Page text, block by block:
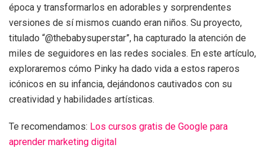
época y transformarlos en adorables y sorprendentes
versiones de sí mismos cuando eran niños. Su proyecto,
titulado “@thebabysuperstar”, ha capturado la atención de
miles de seguidores en las redes sociales. En este artículo,
exploraremos cómo Pinky ha dado vida a estos raperos
icónicos en su infancia, dejándonos cautivados con su
creatividad y habilidades artísticas.
Te recomendamos: Los cursos gratis de Google para
aprender marketing digital